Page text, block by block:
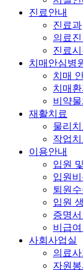
진료안내
진료과
의료진
진료
치매안심병
치매
치매
비약
재활치료
물리치
작업치
이용안내
입원
입원
퇴원
입원
증명
비급
사회사업실
의료
자원